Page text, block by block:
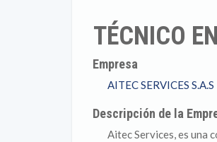
TÉCNICO
Empresa
AITEC SERVICES S.A.S
Descripción de la
Aitec Services, es una